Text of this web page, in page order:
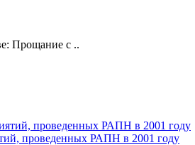
Прощание с ..
проведенных РАПН в 2001 году